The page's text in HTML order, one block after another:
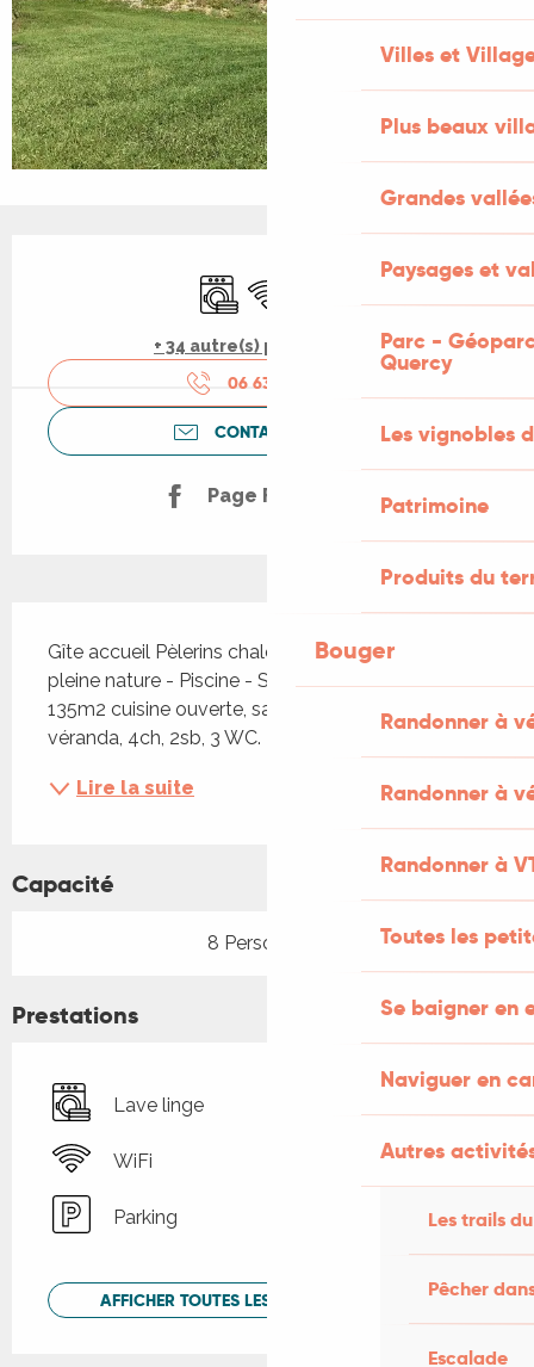
Villes et
Plus beaux
Grandes
Paysages et
Parc -
Quercy
Les vignobles
Patrimoine
Produits du
Bouger
Randonner à
Randonner à
Randonner à
Toutes les
Se baigner en
Naviguer en
Autres
Les trails
Pêcher
Escalade
Ouverture et coordonnées
Lave linge
WiFi
+ 34 autre(s) prestation(s)
06 63 52 97
CONTACTEZ-NOUS
Page Facebook
Gîte accueil Pèlerins chaleureux et musical en
pleine nature - Piscine - Spa. Beau chalet bois de
135m2 cuisine ouverte, salle à manger salon,
véranda, 4ch, 2sb, 3 WC.
Lire la suite
Capacité
8 Personne(s)
Prestations
Lave linge
WiFi
Parking
AFFICHER TOUTES LES PRESTATIONS